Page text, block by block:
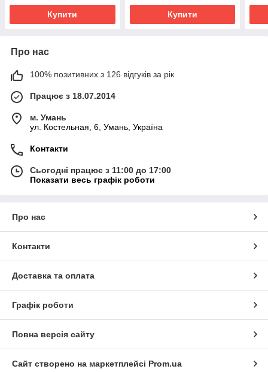
Купити Купити
Про нас
100% позитивних з 126 відгуків за рік
Працює з 18.07.2014
м. Умань
ул. Костельная, 6, Умань, Україна
Контакти
Сьогодні працює з 11:00 до 17:00
Показати весь графік роботи
Про нас
Контакти
Доставка та оплата
Графік роботи
Повна версія сайту
Сайт створено на маркетплейсі Prom.ua